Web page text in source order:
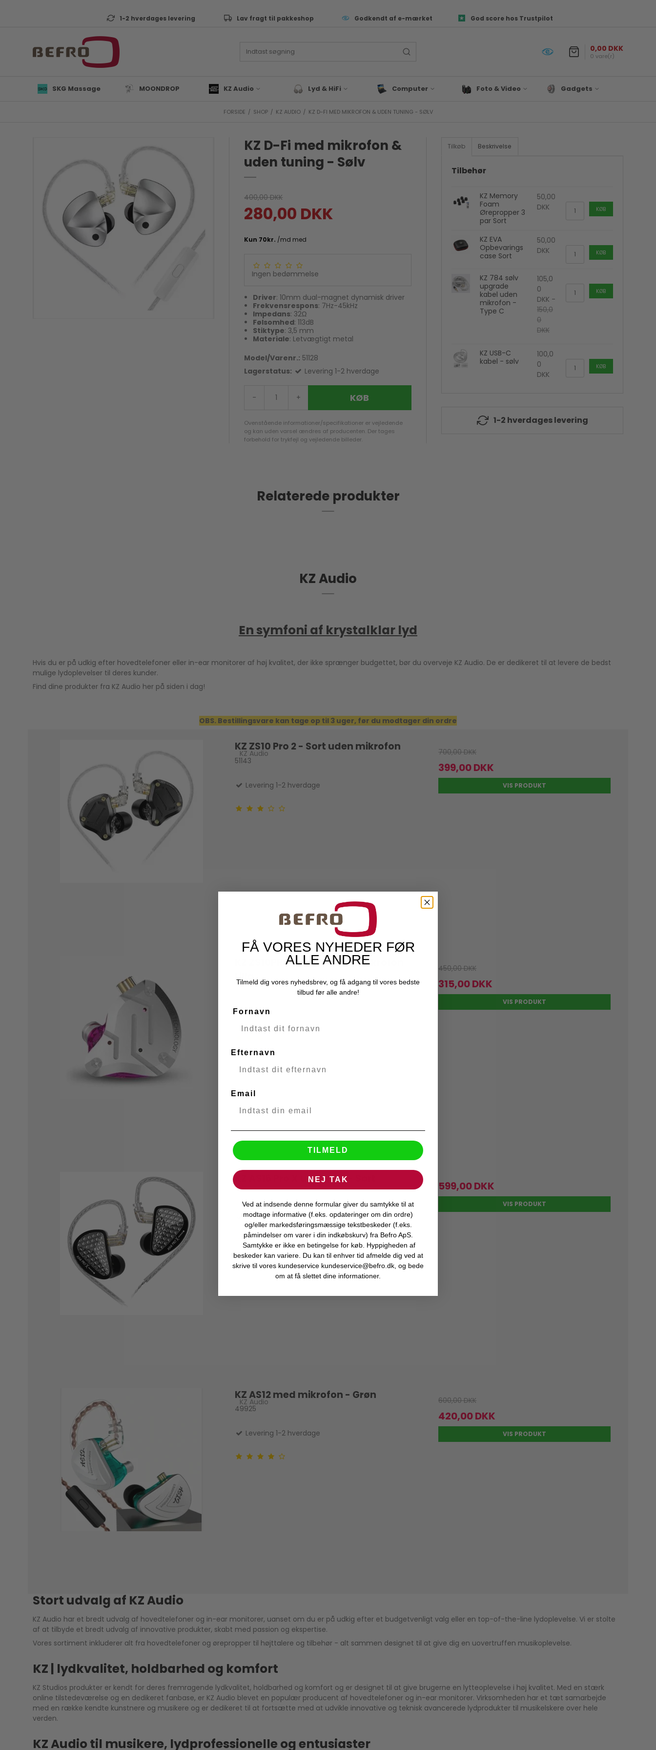
1-2 hverdages levering Lav fragt til pakkeshop Godkendt af e-mærket God score hos Trustpilot
0,00 DKK
0 vare(r)
SKG Massage MOONDROP KZ Audio
Live Performance
Keyboard & synth
ALLROUND & VALUE
KZ Audio tilbehør
Lyd & HiFi
Lyd & Hifi tilbehør
Hovedtelefoner
Computer
Tasker
Computer Tilbehør
Foto & Video
Fototasker
Hukommelseskort
Kamerastativ
Mikrofon
Kamera flash
Polaroid Kamera
Gadgets
Denver
FORSIDE / SHOP / KZ AUDIO / KZ D-FI MED MIKROFON & UDEN TUNING - SØLV
KZ D-Fi med mikrofon &
uden tuning - Sølv
400,00 DKK
280,00 DKK
Ingen bedømmelse
Driver: 10mm dual-magnet dynamisk driver
Frekvensrespons: 7Hz-45kHz
Impedans: 32Ω
Følsomhed: 113dB
Stiktype: 3,5 mm
Materiale: Letvægtigt metal
Model/Varenr.: 51128
Lagerstatus:
Levering 1-2 hverdage
- + KØB
Ovenstående informationer/specifikationer er vejledende
og kan uden varsel ændres af producenten. Der tages
forbehold for trykfejl og vejledende billeder.
Tilkøb Beskrivelse
Tilbehør
KZ Memory
Foam
Ørepropper 3
par Sort
50,00
DKK
KØB
KZ EVA
Opbevarings
case Sort
50,00
DKK
KØB
KZ 784 sølv
upgrade
kabel uden
mikrofon -
Type C
105,0
0
DKK -
150,0
0
DKK
KØB
KZ USB-C
kabel - sølv
100,0
0
DKK
KØB
God score hos Trustpilot 1-2 hverdages levering
Relaterede produkter
KZ Audio
En symfoni af krystalklar lyd
Hvis du er på udkig efter hovedtelefoner eller in-ear monitorer af høj kvalitet, der ikke sprænger budgettet, bør du overveje KZ Audio. De er dedikeret til at levere de bedst
mulige lydoplevelser til deres kunder.
Find dine produkter fra KZ Audio her på siden i dag!
OBS. Bestillingsvare kan tage op til 3 uger, før du modtager din ordre
KZ ZS10 Pro 2 - Sort uden mikrofon
KZ Audio
51143
Levering 1-2 hverdage
700,00 DKK
399,00 DKK
VIS PRODUKT
KZ ZS10PRO Headset Med Mikrofon
Lilla
Udsolgt - Kontakt kundeservice
450,00 DKK
315,00 DKK
VIS PRODUKT
KZ AS16 Pro X uden mic - Sort
51375
Levering 1-2 hverdage
599,00 DKK
VIS PRODUKT
KZ AS12 med mikrofon - Grøn
KZ Audio
49925
Levering 1-2 hverdage
600,00 DKK
420,00 DKK
VIS PRODUKT
Stort udvalg af KZ Audio
KZ Audio har et bredt udvalg af hovedtelefoner og in-ear monitorer, uanset om du er på udkig efter et budgetvenligt valg eller en top-of-the-line lydoplevelse. Vi er stolte
af at tilbyde et bredt udvalg af innovative produkter, skabt med passion og ekspertise.
Vores sortiment inkluderer alt fra hovedtelefoner og ørepropper til højttalere og tilbehør - alt sammen designet til at give dig en uovertruffen musikoplevelse.
KZ | lydkvalitet, holdbarhed og komfort
KZ Studios produkter er kendt for deres fremragende lydkvalitet, holdbarhed og komfort og er designet til at give brugerne en lytteoplevelse i høj kvalitet. Med en stærk
online tilstedeværelse og en dedikeret fanbase, er KZ Audio blevet en populær producent af hovedtelefoner og in-ear monitorer. Virksomheden har et tæt samarbejde
med en række kendte kunstnere og musikere og er dedikeret til at fortsætte med at udvikle innovative og teknisk avancerede lydprodukter til musikelskere over hele
verden.
KZ Audio til musikere, lydprofessionelle og entusiaster
FÅ VORES NYHEDER FØR
ALLE ANDRE
Tilmeld dig vores nyhedsbrev, og få adgang til vores bedste
tilbud før alle andre!
Fornavn
Efternavn
Email
TILMELD
NEJ TAK
Ved at indsende denne formular giver du samtykke til at
modtage informative (f.eks. opdateringer om din ordre)
og/eller markedsføringsmæssige tekstbeskeder (f.eks.
påmindelser om varer i din indkøbskurv) fra Befro ApS.
Samtykke er ikke en betingelse for køb. Hyppigheden af
beskeder kan variere. Du kan til enhver tid afmelde dig ved at
skrive til vores kundeservice kundeservice@befro.dk, og bede
om at få slettet dine informationer.